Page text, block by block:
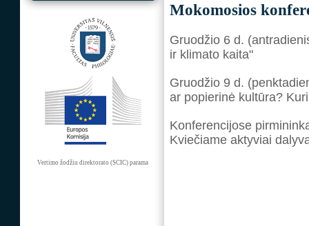
Vertimo žodžiu direktorato (SCIC) parama
Mokomosios
Gruodžio 6 d.
ir klimato kaita"
Gruodžio 9 d.
ar popierinė kultūra?
Konferencijose
Kviečiame aktyviai